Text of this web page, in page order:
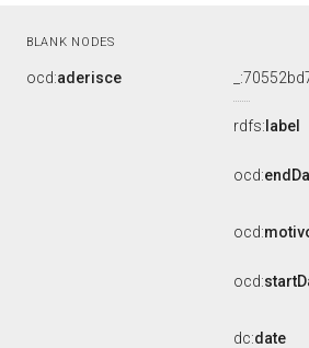
BLANK NODES
ocd:aderisce
rdfs: label
ocd:
ocd:
ocd:
dc:date